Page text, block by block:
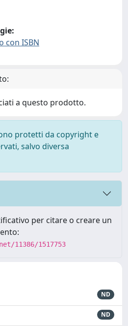
con ISBN
a questo prodotto.
protetti da copyright e
salvo diversa
per citare o creare un
11386/1517753
ND
ND